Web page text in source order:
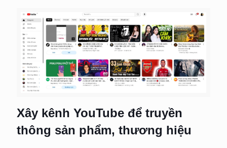
Xây kênh YouTube để truyền
thông sản phẩm, thương hiệu